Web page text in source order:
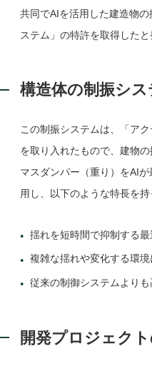
共同でAIを活用した建造物
ステム」の特許を取得したと
構造体の制振シス
この制振システムは、「ア
を取り入れたもので、建物
マスダンパー（重り）をAI
用し、以下のような特長を持
揺れを短時間で抑制する
複雑な揺れや変化する環
従来の制御システムより
開発プロジェク